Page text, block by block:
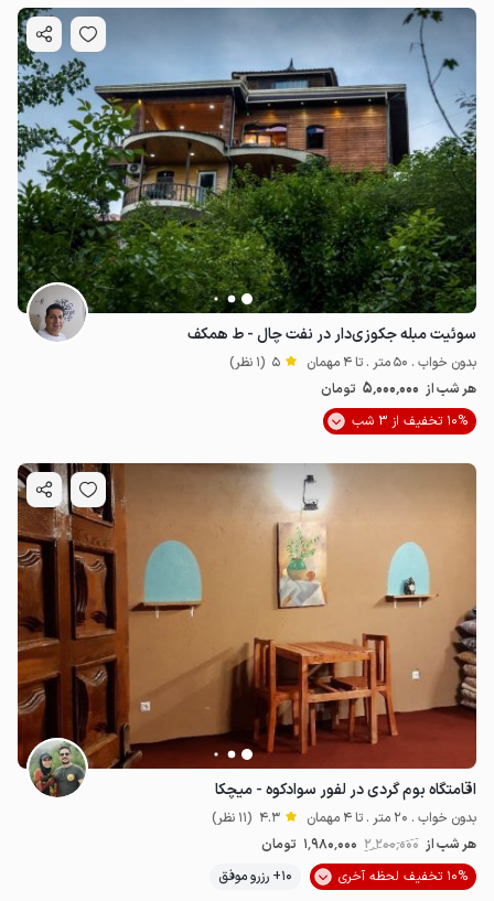
سوئیت مبله جکوزی‌دار در نفت چال - ط همکف
بدون خواب . 50 متر . تا 4 مهمان 5 (1 نظر)
هر شب از 5٬000٬000 تومان
10% تخفیف از 3 شب
اقامتگاه بوم گردی در لفور سوادکوه - میچکا
بدون خواب . 20 متر . تا 4 مهمان 4.3 (11 نظر)
هر شب از 2٬200٬000 1٬980٬000 تومان
10% تخفیف لحظه آخری
10+ رزرو موفق